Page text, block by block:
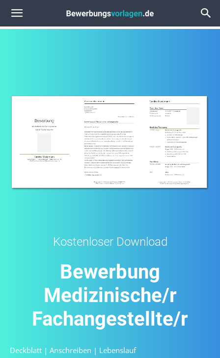
Kostenloser Download
Bewerbung
Medizinische/r
Fachangestellte/r
Deckblatt | Anschreiben | Lebenslauf